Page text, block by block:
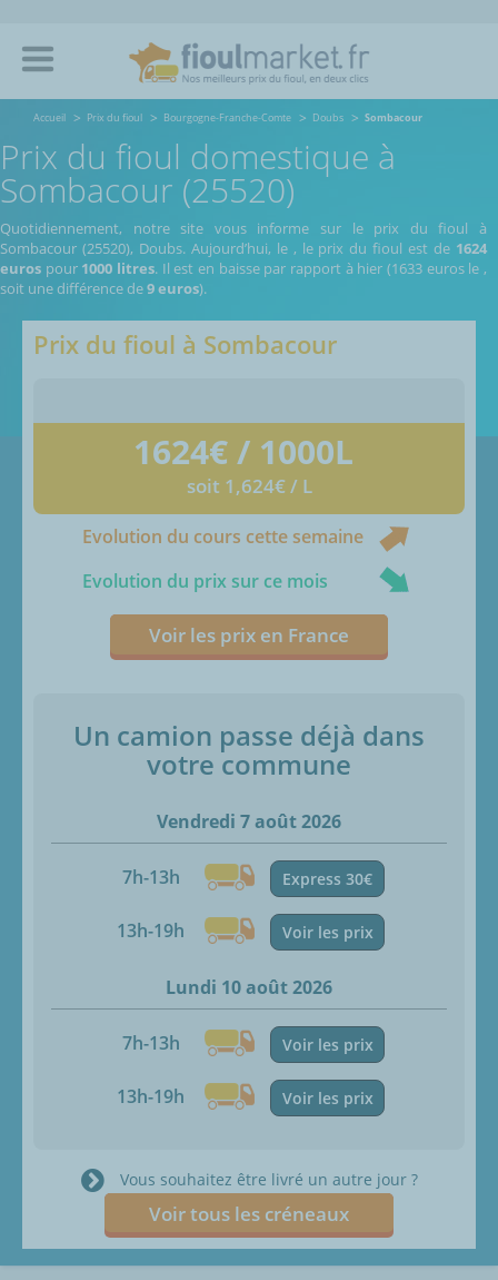
Accueil Prix du fioul Bourgogne-Franche-Comte Doubs Sombacour
Prix du fioul domestique à
Sombacour (25520)
Quotidiennement, notre site vous informe sur le prix du fioul à
Sombacour (25520), Doubs. Aujourd’hui, le , le prix du fioul est de 1624
euros pour 1000 litres. Il est en baisse par rapport à hier (1633 euros le,
soit une différence de9 euros).
Prix du fioul à Sombacour
1624€ / 1000L
soit 1,624€ / L
Evolution du cours cette semaine
Evolution du prix sur ce mois
Voir les prix en France
Un camion passe déjà dans
votre commune
Vendredi 7 août 2026
7h-13h Express 30€
13h-19h Voir les prix
Lundi 10 août 2026
7h-13h Voir les prix
13h-19h Voir les prix
Vous souhaitez être livré un autre jour ?
Voir tous les créneaux